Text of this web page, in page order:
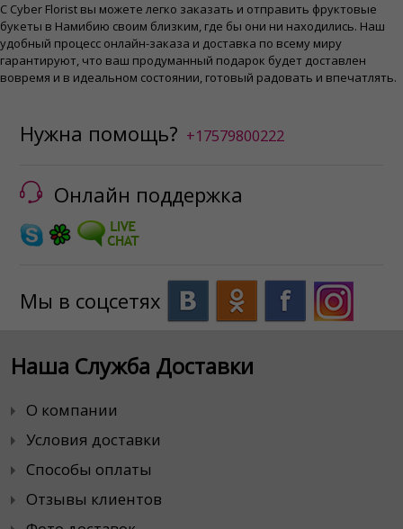
С Cyber ​​Florist вы можете легко заказать и отправить фруктовые
букеты в Намибию своим близким, где бы они ни находились. Наш
удобный процесс онлайн-заказа и доставка по всему миру
гарантируют, что ваш продуманный подарок будет доставлен
вовремя и в идеальном состоянии, готовый радовать и впечатлять.
Нужна помощь? +17579800222
Онлайн поддержка
Мы в соцсетях
Наша Служба Доставки
О компании
Условия доставки
Способы оплаты
Отзывы клиентов